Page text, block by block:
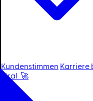
Kundenstimmen Karriere
hiral 🚀